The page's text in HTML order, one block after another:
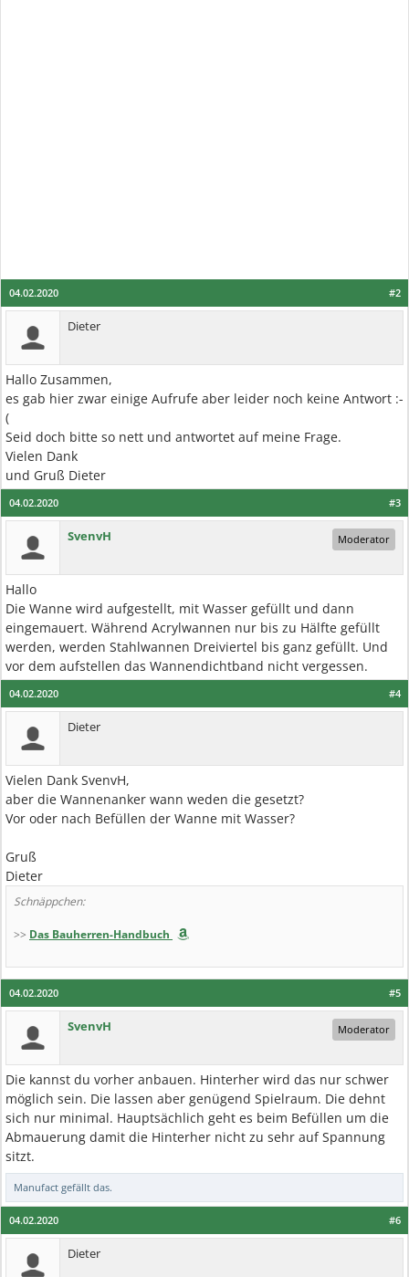
#2
04.02.2020
Dieter
Hallo Zusammen,
es gab hier zwar einige Aufrufe aber leider noch keine Antwort :-
(
Seid doch bitte so nett und antwortet auf meine Frage.
Vielen Dank
und Gruß Dieter
#3
04.02.2020
SvenvH Moderator
Hallo
Die Wanne wird aufgestellt, mit Wasser gefüllt und dann
eingemauert. Während Acrylwannen nur bis zu Hälfte gefüllt
werden, werden Stahlwannen Dreiviertel bis ganz gefüllt. Und
vor dem aufstellen das Wannendichtband nicht vergessen.
#4
04.02.2020
Dieter
Vielen Dank SvenvH,
aber die Wannenanker wann weden die gesetzt?
Vor oder nach Befüllen der Wanne mit Wasser?
Gruß
Dieter
Schnäppchen:
>> Das Bauherren-Handbuch
#5
04.02.2020
SvenvH Moderator
Die kannst du vorher anbauen. Hinterher wird das nur schwer
möglich sein. Die lassen aber genügend Spielraum. Die dehnt
sich nur minimal. Hauptsächlich geht es beim Befüllen um die
Abmauerung damit die Hinterher nicht zu sehr auf Spannung
sitzt.
Manufact gefällt das.
#6
04.02.2020
Dieter